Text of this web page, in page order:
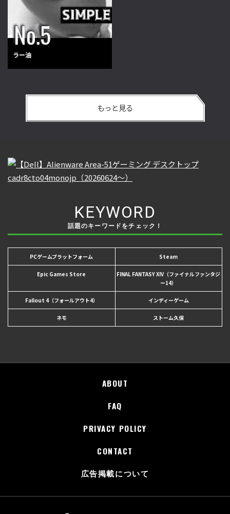
ラー油
もっと見る
KEYWORD
話題のキーワードをチェック！
PCゲームプラットフォーム Steam
Epic Games Store
FINAL FANTASY XIV（ファイナルファンタジ
ー14）
Fallout 4（フォールアウト4） インディーゲーム
ネモ ストーム久保
ABOUT
FAQ
PRIVACY POLICY
CONTACT
広告掲載について